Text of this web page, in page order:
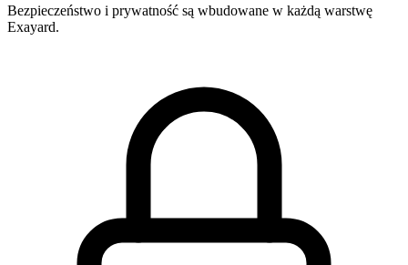
Bezpieczeństwo i prywatność są wbudowane w każdą warstwę
Exayard.